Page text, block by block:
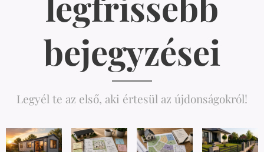
bejegyzései
Legyél te az első, aki értesül az újdonságokról!